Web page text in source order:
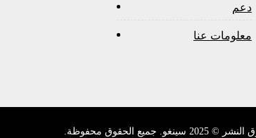
دعم
معلومات عنا
2025 سينغو. جميع الحقوق محفوظة.